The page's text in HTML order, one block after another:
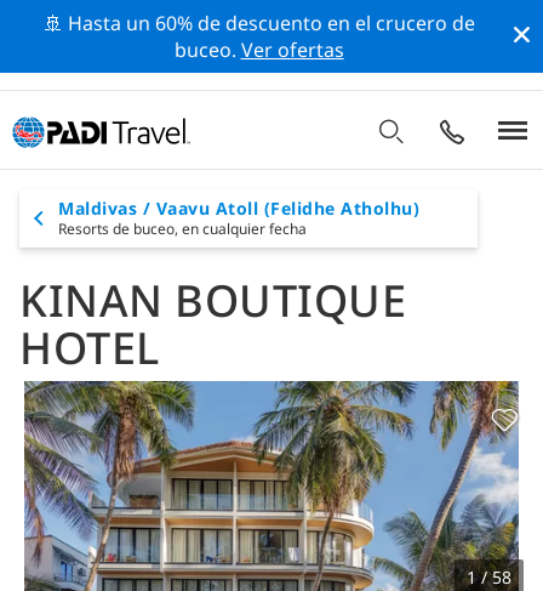
🚢 Hasta un 60% de descuento en el crucero de
buceo. Ver ofertas
Maldivas / Vaavu Atoll (Felidhe Atholhu)
Resorts de buceo, en cualquier fecha
KINAN BOUTIQUE
HOTEL
1 / 58